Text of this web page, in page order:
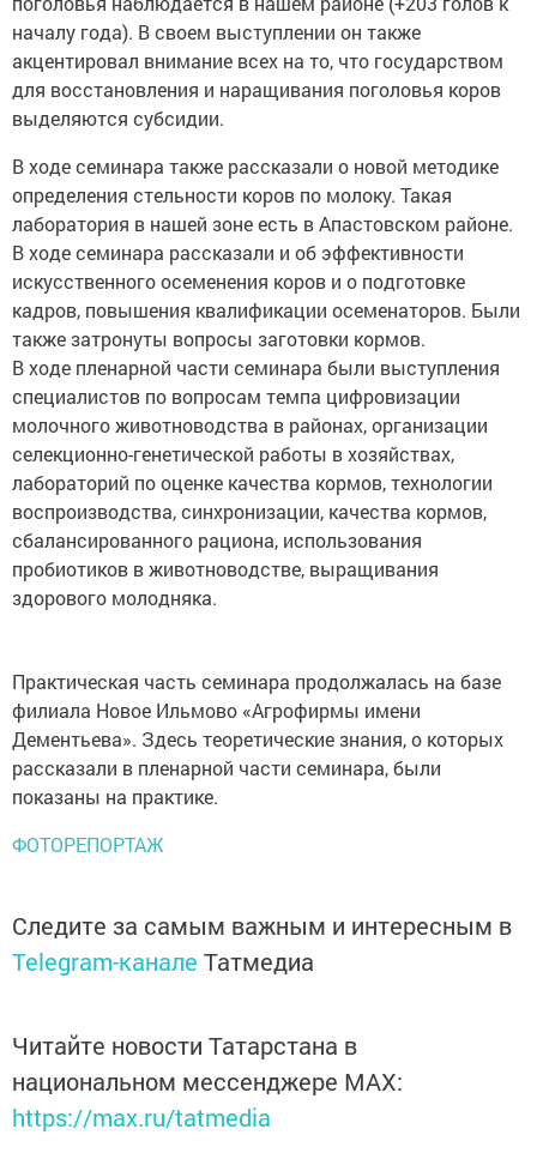
началу года). В своем выступлении он также
акцентировал внимание всех на то, что государством
для восстановления и наращивания поголовья коров
выделяются субсидии.
В ходе семинара также рассказали о новой методике
определения стельности коров по молоку. Такая
лаборатория в нашей зоне есть в Апастовском районе.
В ходе семинара рассказали и об эффективности
искусственного осеменения коров и о подготовке
кадров, повышения квалификации осеменаторов. Были
также затронуты вопросы заготовки кормов.
В ходе пленарной части семинара были выступления
специалистов по вопросам темпа цифровизации
молочного животноводства в районах, организации
селекционно-генетической работы в хозяйствах,
лабораторий по оценке качества кормов, технологии
воспроизводства, синхронизации, качества кормов,
сбалансированного рациона, использования
пробиотиков в животноводстве, выращивания
здорового молодняка.
Практическая часть семинара продолжалась на базе
филиала Новое Ильмово «Агрофирмы имени
Дементьева». Здесь теоретические знания, о которых
рассказали в пленарной части семинара, были
показаны на практике.
ФОТОРЕПОРТАЖ
Следите за самым важным и интересным в
Telegram-канале Татмедиа
Читайте новости Татарстана в
национальном мессенджере MАХ:
https://max.ru/tatmedia